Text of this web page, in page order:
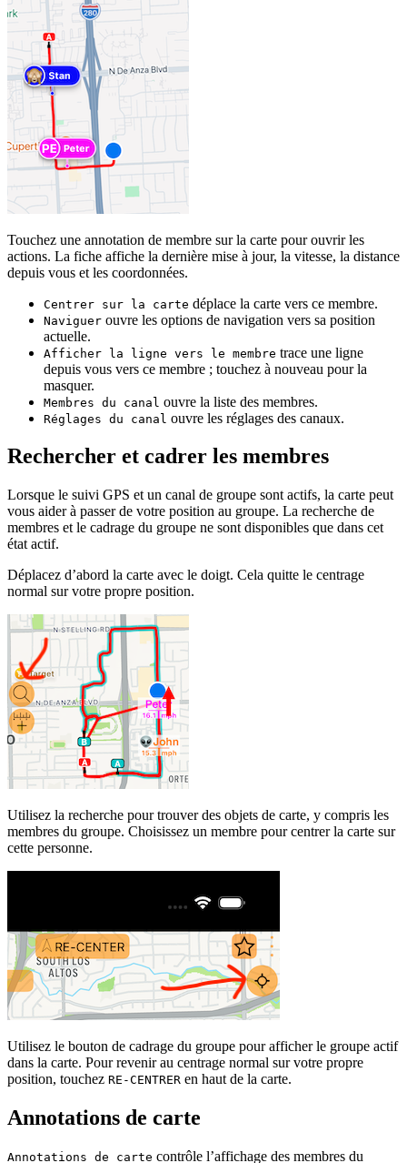
Touchez une annotation de membre sur la carte pour ouvrir les
actions. La fiche affiche la dernière mise à jour, la vitesse, la distance
depuis vous et les coordonnées.
Centrer sur la carte déplace la carte vers ce membre.
Naviguer ouvre les options de navigation vers sa position
actuelle.
Afficher la ligne vers le membre trace une ligne
depuis vous vers ce membre ; touchez à nouveau pour la
masquer.
Membres du canal ouvre la liste des membres.
Réglages du canal ouvre les réglages des canaux.
Rechercher et cadrer les membres
Lorsque le suivi GPS et un canal de groupe sont actifs, la carte peut
vous aider à passer de votre position au groupe. La recherche de
membres et le cadrage du groupe ne sont disponibles que dans cet
état actif.
Déplacez d’abord la carte avec le doigt. Cela quitte le centrage
normal sur votre propre position.
Utilisez la recherche pour trouver des objets de carte, y compris les
membres du groupe. Choisissez un membre pour centrer la carte sur
cette personne.
Utilisez le bouton de cadrage du groupe pour afficher le groupe actif
dans la carte. Pour revenir au centrage normal sur votre propre
position, touchez RE-CENTRER en haut de la carte.
Annotations de carte
Annotations de carte contrôle l’affichage des membres du